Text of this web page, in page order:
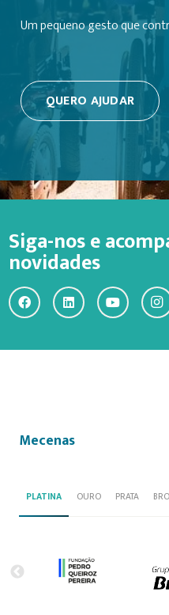
Um pequeno gesto que
QUERO AJUDAR
Siga-nos e
novidades
Mecenas
PLATINA OURO PRATA